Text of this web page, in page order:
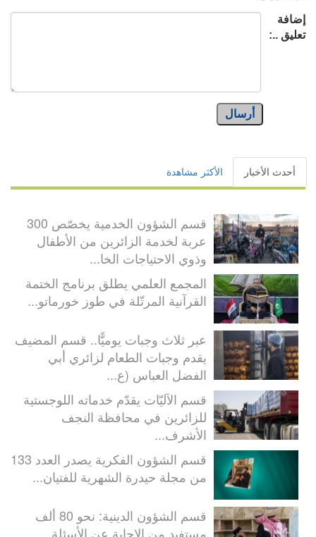
إضافة
تعليق ..:
أرسال
أحدث الأخبار الأكثر مشاهدة
قسم الشؤون الخدمية يخصّص 300
عربة لخدمة الزائرين من الأطفال
وذوي الاحتياجات الخا...
المجمع العلمي يطلق برنامج الختمة
القرآنية المرتّلة في طوز خورماتو...
عبر ثلاث وجبات يوميًّا.. قسم المضيف
يقدم وجبات الطعام لزائري أبي
الفضل العباس (ع...
قسم الآليّات يقدّم خدماته اللوجستية
للزائرين في محافظة النجف
الأشرف...
قسم الشؤون الفكرية يصدر العدد 133
من مجلة حيدرة الشهرية للفتيان...
قسم الشؤون الدينية: نحو 80 ألف
مستفيد من الإجابة عن الأسئلة